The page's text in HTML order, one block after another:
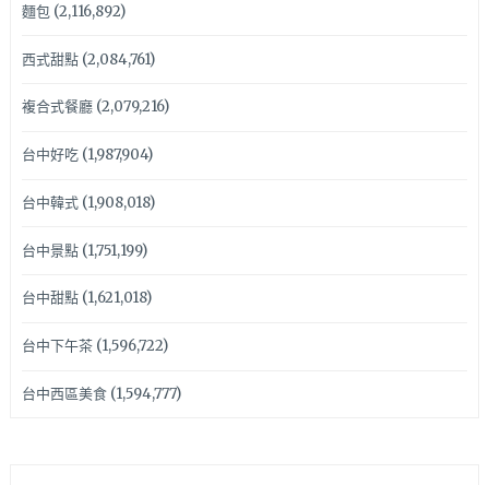
麵包(2,116,892)
西式甜點(2,084,761)
複合式餐廳(2,079,216)
台中好吃(1,987,904)
台中韓式(1,908,018)
台中景點(1,751,199)
台中甜點(1,621,018)
台中下午茶(1,596,722)
台中西區美食(1,594,777)